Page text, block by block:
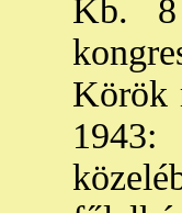
Kb.
Körök